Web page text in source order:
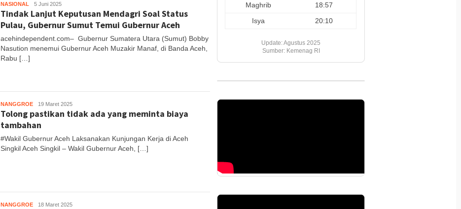
NASIONAL Muhajir
S
5 Juni 2025
Tindak Lanjut Keputusan Mendagri Soal Status
Pulau, Gubernur Sumut Temui Gubernur Aceh
acehindependent.com– Gubernur Sumatera Utara (Sumut) Bobby
Nasution menemui Gubernur Aceh Muzakir Manaf, di Banda Aceh,
Rabu […]
NANGGROE Muhajir
S
19 Maret 2025
Tolong pastikan tidak ada yang meminta biaya
tambahan
#Wakil Gubernur Aceh Laksanakan Kunjungan Kerja di Aceh
Singkil Aceh Singkil – Wakil Gubernur Aceh, […]
NANGGROE Muhajir
18 Maret 2025
Maghrib
18:57
Isya
20:10
Update: Agustus 2025
Sumber: Kemenag RI
Pemutar